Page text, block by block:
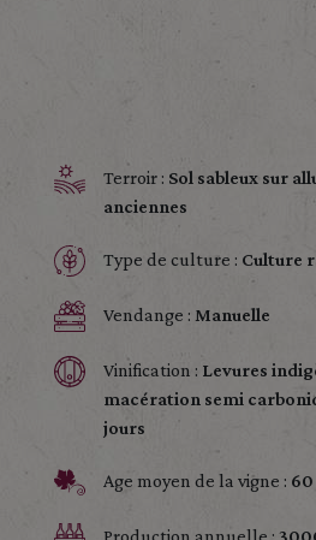
Terroir : Sol sableux sur
anciennes
Type de culture : Culture
Vendange : Manuelle
Vinification : Levures
macération semi
jours
Age moyen de la vigne : 60
Production annuelle :